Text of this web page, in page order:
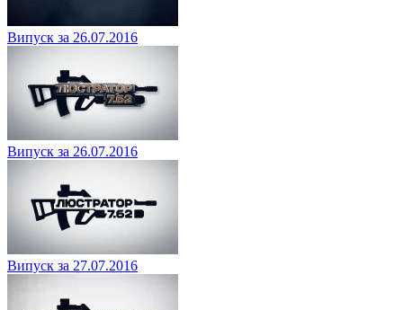
Випуск за 26.07.2016
Випуск за 26.07.2016
Випуск за 27.07.2016